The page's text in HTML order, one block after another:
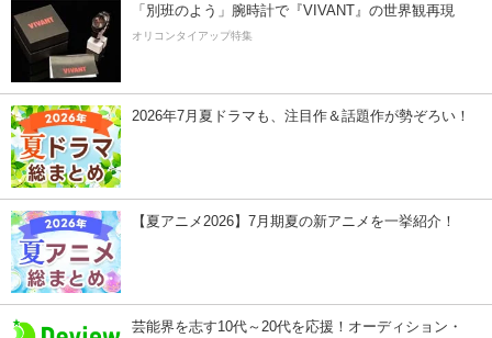
「別班のよう」腕時計で『VIVANT』の世界観再現
オリコンタイアップ特集
2026年7月夏ドラマも、注目作＆話題作が勢ぞろい！
【夏アニメ2026】7月期夏の新アニメを一挙紹介！
芸能界を志す10代～20代を応援！オーディション・